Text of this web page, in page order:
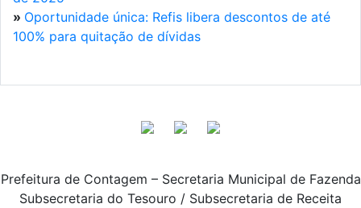
» Oportunidade única: Refis libera descontos de até
100% para quitação de dívidas
Prefeitura de Contagem – Secretaria Municipal de Fazenda
Subsecretaria do Tesouro / Subsecretaria de Receita